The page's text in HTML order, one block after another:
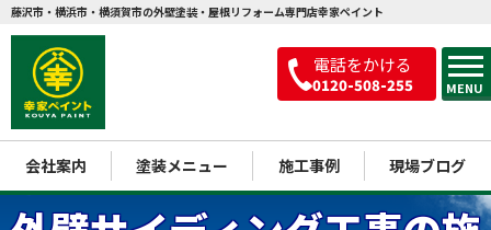
電話をかける
0120-508-255 MENU
藤沢市・横浜市・横須賀市の外壁塗装・屋根リフォーム専門店幸家ペイント
会社案内 塗装メニュー 施工事例 現場ブログ